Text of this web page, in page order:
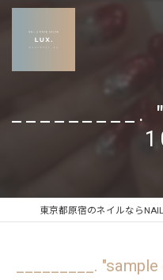
_________.
_________.